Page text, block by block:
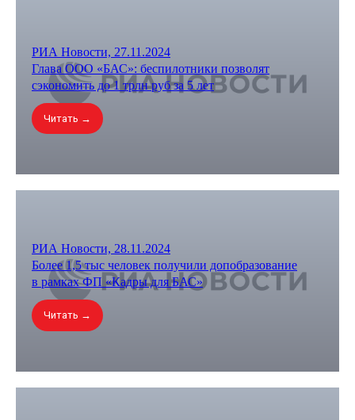
РИА Новости, 27.11.2024
Глава ООО «БАС»: беспилотники позволят
сэкономить до 1 трлн руб за 5 лет
Читать →
РИА Новости, 28.11.2024
Более 1,5 тыс человек получили допобразование
в рамках ФП «Кадры для БАС»
Читать →